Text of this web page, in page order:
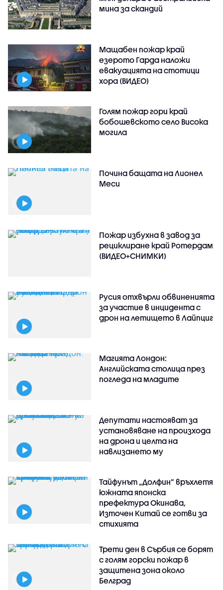
мина за скандий
Мащабен пожар край
езерото Гарда наложи
евакуацията на стотици
хора (ВИДЕО)
Голям пожар гори край
бобошевското село Висока
могила
Почина бащата на Лионел
Меси
Пожар избухна в завод за
рециклиране край Ротердам
(ВИДЕО+СНИМКИ)
Русия отхвърли обвиненията
за участие в инцидента с
дрон на летището в Лайпциг
Магията Лондон:
Английската столица през
погледа на младите
Депутати настояват за
установяване на произхода
на дрона и целта на
навлизането му
Тайфунът „Долфин” връхлетя
южната японска
префектура Окинава,
Източен Китай се готви за
стихията
Трети ден в Сърбия се борят
с голям горски пожар в
защитена зона около
Белград